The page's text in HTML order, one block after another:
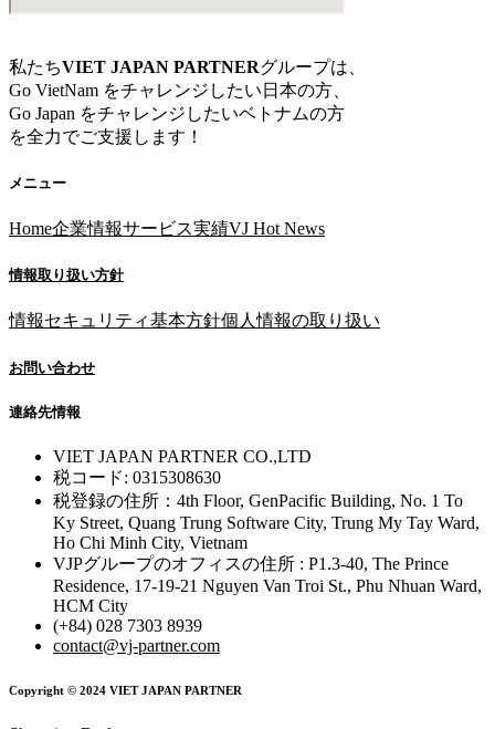
私たちVIET JAPAN PARTNERグループは、
Go VietNam をチャレンジしたい日本の方、
Go Japan をチャレンジしたいベトナムの方
を全力でご支援します！
メニュー
Home企業情報サービス実績VJ Hot News
情報取り扱い方針
情報セキュリティ基本方針個人情報の取り扱い
お問い合わせ
連絡先情報
VIET JAPAN PARTNER CO.,LTD
税コード: 0315308630
税登録の住所：4th Floor, GenPacific Building, No. 1 To
Ky Street, Quang Trung Software City, Trung My Tay Ward,
Ho Chi Minh City, Vietnam
VJPグループのオフィスの住所 : P1.3-40, The Prince
Residence, 17-19-21 Nguyen Van Troi St., Phu Nhuan Ward,
HCM City
(+84) 028 7303 8939
contact@vj-partner.com
Copyright © 2024 VIET JAPAN PARTNER